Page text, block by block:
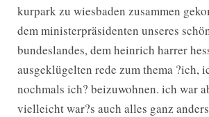
kurpark zu wiesbaden zusammen
dem ministerpräsidenten unseres
bundeslandes, dem heinrich harrer
ausgeklügelten rede zum thema ?ich,
nochmals ich? beizuwohnen. ich war
vielleicht war?s auch alles ganz